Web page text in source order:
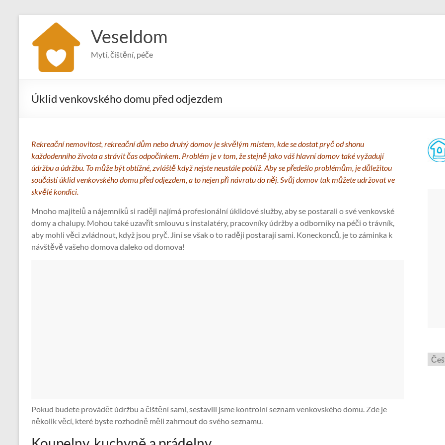
content
Veseldom
Mytí, čištění, péče
Úklid venkovského domu před odjezdem
Rekreační nemovitost, rekreační dům nebo druhý domov je skvělým místem, kde se dostat pryč od shonu
každodenního života a strávit čas odpočinkem. Problém je v tom, že stejně jako váš hlavní domov také vyžadují
údržbu a údržbu. To může být obtížné, zvláště když nejste neustále poblíž. Aby se předešlo problémům, je důležitou
součástí úklid venkovského domu před odjezdem, a to nejen při návratu do něj. Svůj domov tak můžete udržovat ve
skvělé kondici.
Mnoho majitelů a nájemníků si raději najímá profesionální úklidové služby, aby se postarali o své venkovské
domy a chalupy. Mohou také uzavřít smlouvu s instalatéry, pracovníky údržby a odborníky na péči o trávník,
aby mohli věci zvládnout, když jsou pryč. Jiní se však o to raději postarají sami. Koneckonců, je to záminka k
návštěvě vašeho domova daleko od domova!
Pokud budete provádět údržbu a čištění sami, sestavili jsme kontrolní seznam venkovského domu. Zde je
několik věcí, které byste rozhodně měli zahrnout do svého seznamu.
jazyk